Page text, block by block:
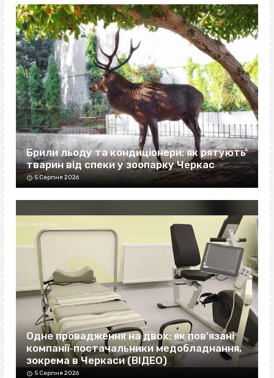
Брили льоду та кондиціонери: як рятують
тварин від спеки у зоопарку Черкас
5 Серпня 2026
Одне провадження на двох: як пов’язані
компанії‐постачальники медобладнання,
зокрема в Черкаси (ВІДЕО)
5 Серпня 2026